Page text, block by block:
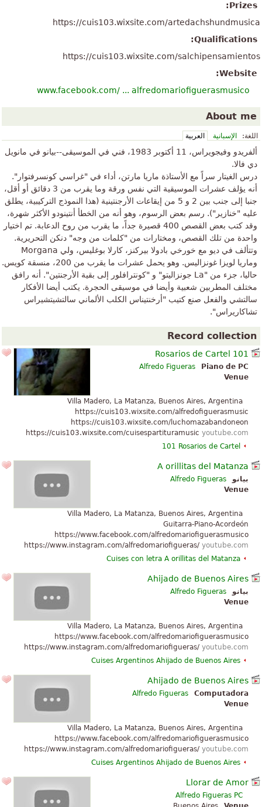
Prizes:
https://cuis103.wixsite.com/artedachshundmusica
Qualifications:
https://cuis103.wixsite.com/salchipensamientos
Website:
www.facebook.com/ ... alfredomariofiguerasmusico
About me
اللغة: الإسبانية العربية
ألفريدو وفيجويراس، 11 أكتوبر 1983، فني في الموسيقى--بيانو في مانويل
دي فالا.
درس الغيتار سراً مع الأستاذة ماريا مارتن، أداء في "غراسي كونسرفتوار".
أنه يؤلف عشرات الموسيقية التي نفس ورقة وما يقرب من 3 دقائق أو أقل،
جنبا إلى جنب بين 2 و 5 من إيقاعات الأرجنتينية (هذا النموذج التركيبية، يطلق
عليه "خنازير"). رسم بعض الرسوم، وهو أنه من الخطأ أنتينودو الأكثر شهرة،
وقد كتب بعض القصص 400 قصيرة جداً، ما يقرب من روح الدعابة. تم اختيار
واحدة من تلك القصص، ومختارات من "كلمات من وجه" دنكن التحريرية.
وتتألف في ديو مع خورخي بادولا بيركنز، كارلا بوغليس، ولي Morgana
وماريا لويزا غونزاليس. وهو يحمل عشرات ما يقرب من 200، منسقة كويس.
حاليا، جزء من "La جونزاليتو" و "كونترافلور إلى بقية الأرجنتين". أنه رافق
مختلف المطربين شعبية وأيضا في موسيقى الحجرة. يكتب أيضا الأفكار
سالتشي والفعل صنع كتيب "أرخنتيناس الكلب الألماني سالتشيتشيراس
تشاكاريراس".
Record collection
101 Rosarios de Cartel
Piano de PC
Alfredo Figueras
Venue
Villa Madero, La Matanza, Buenos Aires, Argentina
https://cuis103.wixsite.com/alfredofiguerasmusic
https://cuis103.wixsite.com/luchomazabandoneon
https://cuis103.wixsite.com/cuisespartituramusic youtube.com
101 Rosarios de Cartel
A orillitas del Matanza
بيانو
Alfredo Figueras
Venue
Villa Madero, La Matanza, Buenos Aires, Argentina
Guitarra-Piano-Acordeón
https://www.facebook.com/alfredomariofiguerasmusico
https://www.instagram.com/alfredomariofigueras/ youtube.com
A orillitas del Matanza
Cuises con letra
Ahijado de Buenos Aires
بيانو
Alfredo Figueras
Venue
Villa Madero, La Matanza, Buenos Aires, Argentina
https://www.facebook.com/alfredomariofiguerasmusico
https://www.instagram.com/alfredomariofigueras/ youtube.com
Ahijado de Buenos Aires
Cuises Argentinos
Ahijado de Buenos Aires
Computadora
Alfredo Figueras
Venue
Villa Madero, La Matanza, Buenos Aires, Argentina
https://www.facebook.com/alfredomariofiguerasmusico
https://www.instagram.com/alfredomariofigueras/ youtube.com
Ahijado de Buenos Aires
Cuises Argentinos
Llorar de Amor
Alfredo Figueras PC